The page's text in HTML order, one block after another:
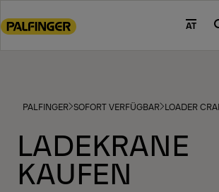
to
footer
AT
PALFINGER SOFORT VERFÜGBAR LOADER
LADEKRANE
KAUFEN